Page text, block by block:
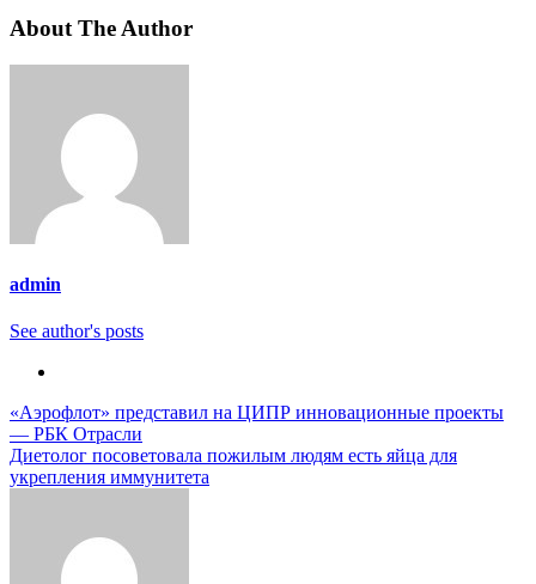
About The Author
admin
See author's posts
Навигация
по
записям
«Аэрофлот» представил на ЦИПР инновационные проекты
— РБК Отрасли
Диетолог посоветовала пожилым людям есть яйца для
укрепления иммунитета